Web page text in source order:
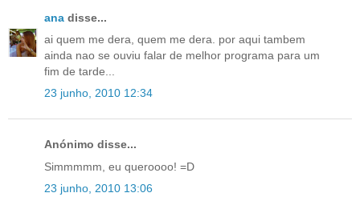
ana disse...
ai quem me dera, quem me dera. por aqui tambem
ainda nao se ouviu falar de melhor programa para um
fim de tarde...
23 junho, 2010 12:34
Anónimo disse...
Simmmmm, eu queroooo! =D
23 junho, 2010 13:06